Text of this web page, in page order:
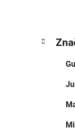
B
kategórie
a